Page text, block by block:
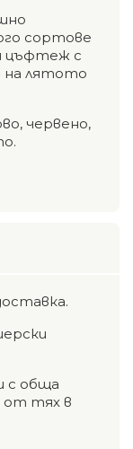
сортове
цъфтеж с
на лятото
червено,
с обща
от тях в